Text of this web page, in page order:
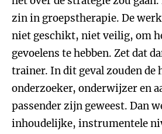
zin in groepstherapie. De
niet geschikt, niet veilig, om
gevoelens te hebben. Zet dat
trainer. In dit geval zouden de
onderzoeker, onderwijzer en
passender zijn geweest. Dan
inhoudelijke, instrumentele